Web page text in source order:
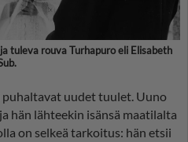
tuleva rouva Turhapuro eli Elisabeth
puhaltavat uudet tuulet. Uuno
hän lähteekin isänsä maatilalta
on selkeä tarkoitus: hän etsii